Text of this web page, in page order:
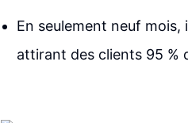
En seulement neuf
attirant des clients 95 %